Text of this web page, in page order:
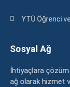
YTÜ Öğrenci
Sosyal Ağ
İhtiyaçlara çözüm
ağ olarak hizmet